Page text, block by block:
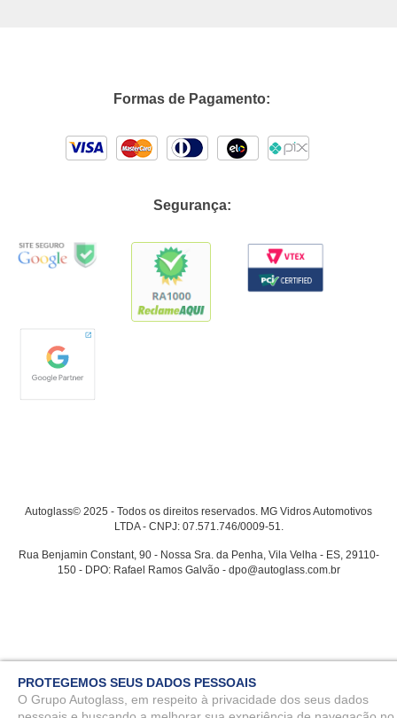
Formas de Pagamento:
Segurança:
Autoglass© 2025 - Todos os direitos reservados. MG Vidros Automotivos
LTDA - CNPJ: 07.571.746/0009-51.
Rua Benjamin Constant, 90 - Nossa Sra. da Penha, Vila Velha - ES, 29110-
150 - DPO: Rafael Ramos Galvão - dpo@autoglass.com.br
PROTEGEMOS SEUS DADOS PESSOAIS
O Grupo Autoglass, em respeito à privacidade dos seus dados